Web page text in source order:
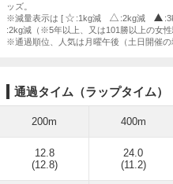
ッズ。
※減量表示は [
:1kg減 :2kg減
:2kg減（※5年以上、又は101勝以上の女性
※通過順位、人気は月曜午後（土日開催の
通過タイム（ラップタイム）
200m 400m
12.8
(12.8)
24.0
(11.2)